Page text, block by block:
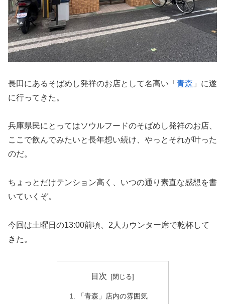
長田にあるそばめし発祥のお店として名高い「 青森 」に遂
に行ってきた。
兵庫県民にとってはソウルフードのそばめし発祥のお店、
ここで飲んでみたいと長年想い続け、やっとそれが叶った
のだ。
ちょっとだけテンション高く、いつの通り素直な感想を書
いていくぞ。
今回は土曜日の13:00前頃、2人カウンター席で乾杯して
きた。
目次
「青森」店内の雰囲気